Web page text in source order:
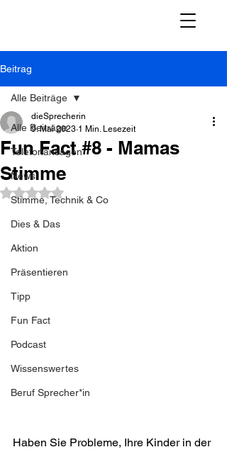
Beitrag
Alle Beiträge
Telefonansagen
News
Stimme, Technik & Co
Dies & Das
Aktion
Präsentieren
Tipp
Fun Fact
Podcast
Wissenswertes
Beruf Sprecher*in
Alle Beiträge
Fun Fact #8 - Mamas
Stimme
dieSprecherin
9. Mai 2023 1 Min. Lesezeit
Mit NaN von 5 Sternen bewertet.
Haben Sie Probleme, Ihre Kinder in der